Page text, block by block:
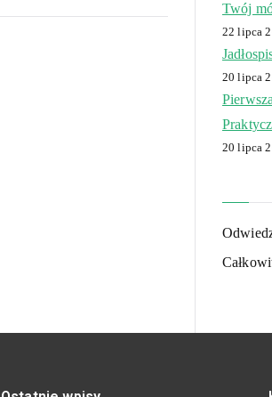
Twój
22 lipca
20 lipca
20 lipca